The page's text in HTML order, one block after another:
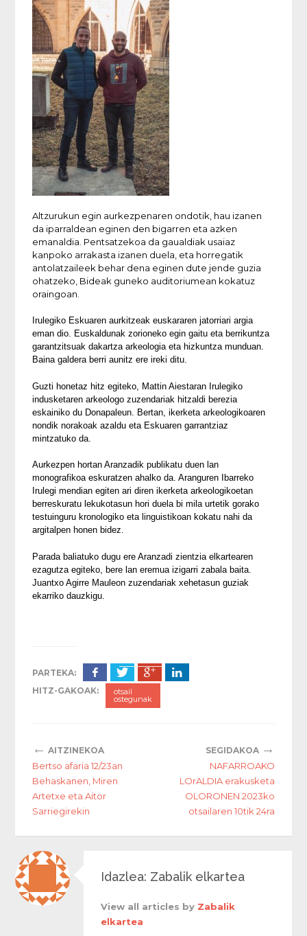
Altzurukun egin aurkezpenaren ondotik, hau izanen
da iparraldean eginen den bigarren eta azken
emanaldia. Pentsatzekoa da gaualdiak usaiaz
kanpoko arrakasta izanen duela, eta horregatik
antolatzaileek behar dena eginen dute jende guzia
ohatzeko, Bideak guneko auditoriumean kokatuz
oraingoan.
Irulegiko Eskuaren aurkitzeak euskararen jatorriari argia
eman dio. Euskaldunak zorioneko egin gaitu eta berrikuntza
garantzitsuak dakartza arkeologia eta hizkuntza munduan.
Baina galdera berri aunitz ere ireki ditu.
Guzti honetaz hitz egiteko, Mattin Aiestaran Irulegiko
indusketaren arkeologo zuzendariak hitzaldi berezia
eskainiko du Donapaleun. Bertan, ikerketa arkeologikoaren
nondik norakoak azaldu eta Eskuaren garrantziaz
mintzatuko da.
Aurkezpen hortan Aranzadik publikatu duen lan
monografikoa eskuratzen ahalko da. Aranguren Ibarreko
Irulegi mendian egiten ari diren ikerketa arkeologikoetan
berreskuratu lekukotasun hori duela bi mila urtetik gorako
testuinguru kronologiko eta linguistikoan kokatu nahi da
argitalpen honen bidez.
Parada baliatuko dugu ere Aranzadi zientzia elkartearen
ezagutza egiteko, bere lan eremua izigarri zabala baita.
Juantxo Agirre Mauleon zuzendariak xehetasun guziak
ekarriko dauzkigu.
PARTEKA:
HITZ-GAKOAK:
otsail
ostegunak
← AITZINEKOA
Bertso afaria 12/23an
Behaskanen, Miren
Artetxe eta Aitor
Sarriegirekin
SEGIDAKOA →
NAFARROAKO
LOrALDIA erakusketa
OLORONEN 2023ko
otsailaren 10tik 24ra
Idazlea: Zabalik elkartea
View all articles by Zabalik
elkartea